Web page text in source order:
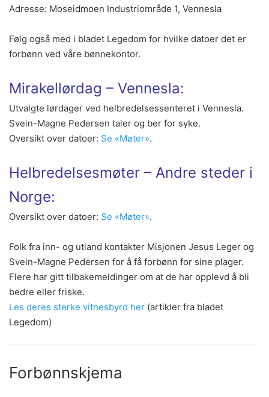
Adresse: Moseidmoen Industriområde 1, Vennesla
Følg også med i bladet Legedom for hvilke datoer det er
forbønn ved våre bønnekontor.
Mirakellørdag – Vennesla:
Utvalgte lørdager ved helbredelsessenteret i Vennesla.
Svein-Magne Pedersen taler og ber for syke.
Oversikt over datoer: Se «Møter».
Helbredelsesmøter – Andre steder i
Norge:
Oversikt over datoer: Se «Møter».
Folk fra inn- og utland kontakter Misjonen Jesus Leger og
Svein-Magne Pedersen for å få forbønn for sine plager.
Flere har gitt tilbakemeldinger om at de har opplevd å bli
bedre eller friske.
Les deres sterke vitnesbyrd her (artikler fra bladet
Legedom)
Forbønnskjema